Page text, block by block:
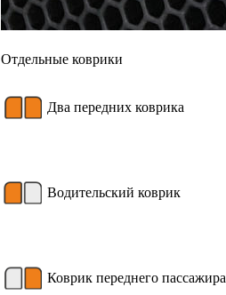
Отдельные коврики
Два передних коврика
Водительский коврик
Коврик переднего пассажира